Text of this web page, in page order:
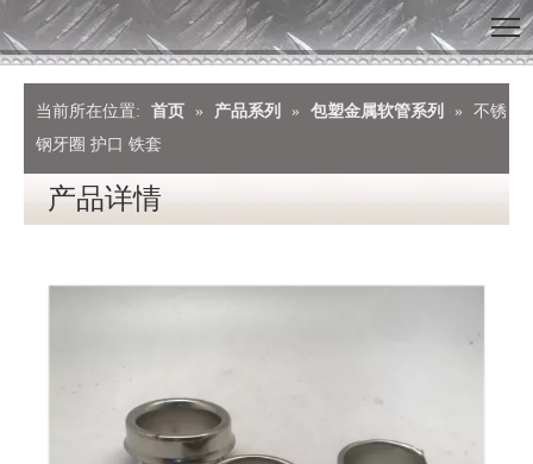
当前所在位置: 首页 » 产品系列 » 包塑金属软管系列 »
不锈
钢牙圈 护口 铁套
产品详情